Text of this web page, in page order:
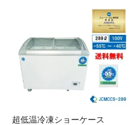
超低温冷凍ショーケース